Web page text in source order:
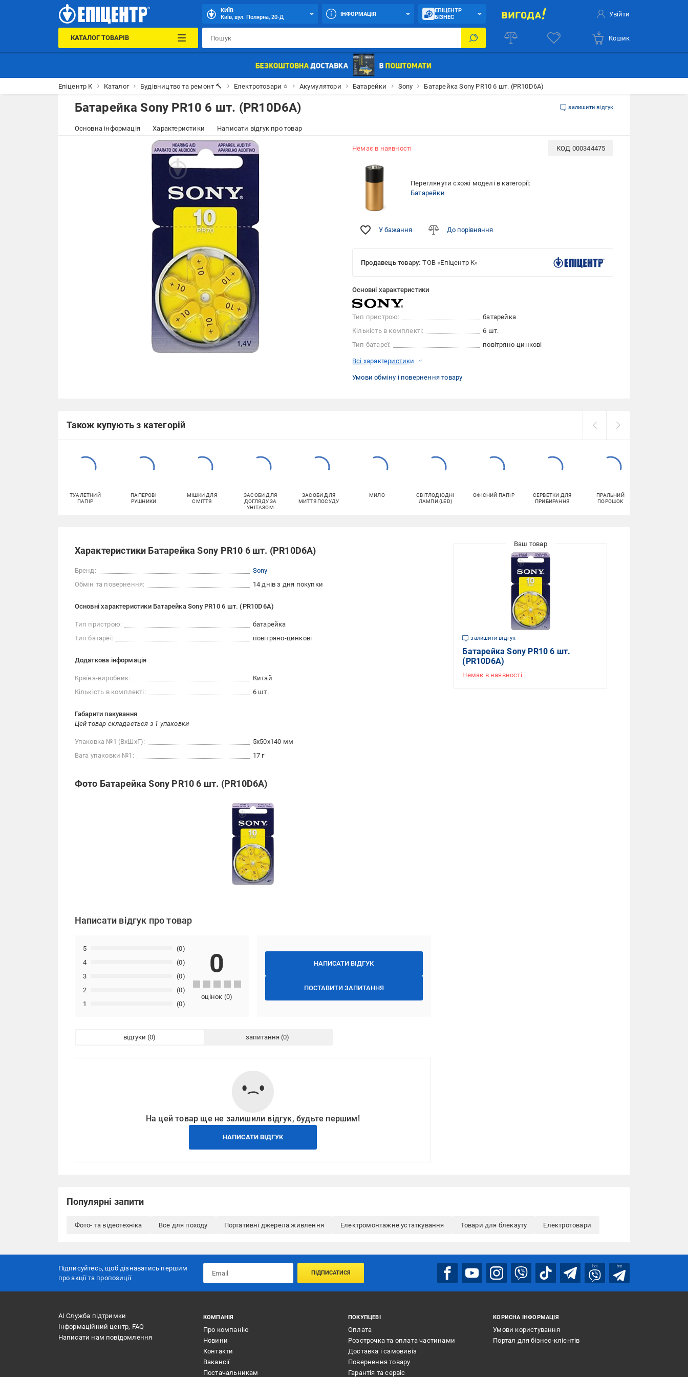
КИЇВ
Київ, вул. Полярна, 20-Д
ІНФОРМАЦІЯ
ЕПІЦЕНТР
БІЗНЕС
Увійти
КАТАЛОГ ТОВАРІВ Кошик
Епіцентр К Каталог Будівництво та ремонт 🔨 Електротовари ⭐ Акумулятори Батарейки Sony Батарейка Sony PR10 6 шт. (PR10D6A)
Батарейка Sony PR10 6 шт. (PR10D6A) залишити відгук
Основна інформація Характеристики Написати відгук про товар
Немає в наявності КОД 000344475
Переглянути схожі моделі в категорії:
Батарейки
У бажання До порівняння
Продавець товару: ТОВ «Епіцентр К»
Основні характеристики
Тип пристрою:
батарейка
Кількість в комплекті:
6 шт.
Тип батареї:
повітряно-цинкові
Всі характеристики
Умови обміну і повернення товару
Також купують з категорій
ТУАЛЕТНИЙ
ПАПІР
ПАПЕРОВІ
РУШНИКИ
МІШКИ ДЛЯ
СМІТТЯ
ЗАСОБИ ДЛЯ
ДОГЛЯДУ ЗА
УНІТАЗОМ
ЗАСОБИ ДЛЯ
МИТТЯ ПОСУДУ
МИЛО
СВІТЛОДІОДНІ
ЛАМПИ (LED)
ОФІСНИЙ ПАПІР
СЕРВЕТКИ ДЛЯ
ПРИБИРАННЯ
ПРАЛЬНИЙ
ПОРОШОК
Характеристики Батарейка Sony PR10 6 шт. (PR10D6A)
Бренд:
Sony
Обмін та повернення:
14 днів з дня покупки
Основні характеристики Батарейка Sony PR10 6 шт. (PR10D6A)
Тип пристрою:
батарейка
Тип батареї:
повітряно-цинкові
Додаткова інформація
Країна-виробник:
Китай
Кількість в комплекті:
6 шт.
Габарити пакування
Цей товар складається з 1 упаковки
Упаковка №1 (ВхШхГ):
5x50x140 мм
Вага упаковки №1:
17 г
Фото Батарейка Sony PR10 6 шт. (PR10D6A)
Написати відгук про товар
НАПИСАТИ ВІДГУК
ПОСТАВИТИ ЗАПИТАННЯ
1 (0)
2 (0)
3 (0)
4 (0)
5 (0)
0
оцінок (0)
відгуки запитання
На цей товар ще не залишили відгук, будьте першим!
НАПИСАТИ ВІДГУК
залишити відгук
Батарейка Sony PR10 6 шт.
(PR10D6A)
Немає в наявності
Популярні запити
Фото- та відеотехніка Все для походу Портативні джерела живлення Електромонтажне устаткування Товари для блекауту Електротовари
Підписуйтесь, щоб дізнаватись першим
про акції та пропозиції
ПІДПИСАТИСЯ
bot bot
АІ Служба підтримки
Інформаційний центр, FAQ
Написати нам повідомлення
КОМПАНІЯ
Про компанію
Новини
Контакти
Вакансії
Постачальникам
ПОКУПЦЕВІ
Оплата
Розстрочка та оплата частинами
Доставка і самовивіз
Повернення товару
Гарантія та сервіс
КОРИСНА ІНФОРМАЦІЯ
Умови користування
Портал для бізнес-клієнтів